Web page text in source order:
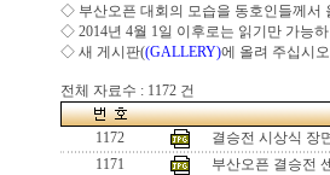
◇ 부산오픈 대회의 모습을 동호인들께서
◇ 2014년 4월 1일 이후로는 읽기만 가능
◇ 새 게시판((GALLERY)에 올려 주십시오
전체 자료수 : 1172 건
1172
결승전 시상식 장
1171
부산오픈 결승전